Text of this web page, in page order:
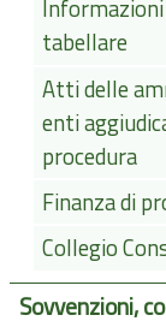
tabellare
Atti delle
enti
procedura
Finanza di
Collegio
Sovvenzioni,